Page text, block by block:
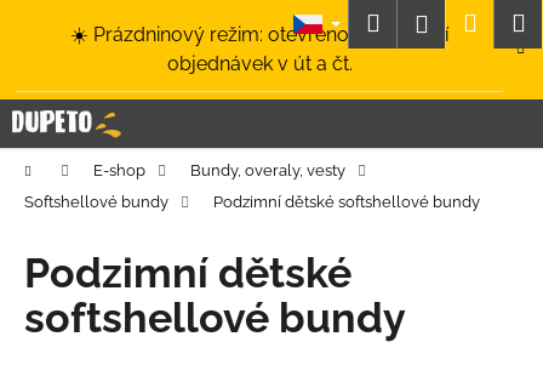
☀️ Prázdninový režim: otevřeno a odesílání
objednávek v út a čt.
HledatPřihlášení
Domů E-shop
Bundy, overaly, vesty
Softshellové bundy
Podzimní dětské softshellové bundy
Podzimní dětské
softshellové bundy
í
k C
o
p
t
ř
e